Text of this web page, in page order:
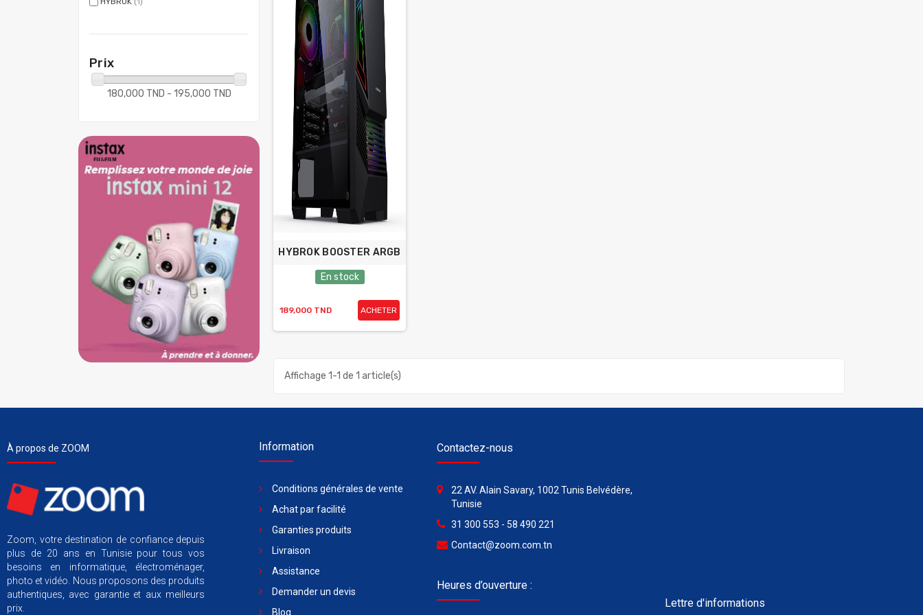
Prix
180,000 TND - 195,000 TND
HYBROK BOOSTER ARGB
En stock
189,000 TND ACHETER
Affichage 1-1 de 1 article(s)
À propos de ZOOM
Zoom, votre destination de confiance depuis
plus de 20 ans en Tunisie pour tous vos
besoins en informatique, électroménager,
photo et vidéo. Nous proposons des produits
authentiques, avec garantie et aux meilleurs
prix.
Information
Conditions générales de vente
Achat par facilité
Garanties produits
Livraison
Assistance
Demander un devis
Blog
Contactez-nous
22 AV. Alain Savary, 1002 Tunis Belvédère,
Tunisie
31 300 553 - 58 490 221
Contact@zoom.com.tn
Heures d’ouverture :
Lettre d'informations